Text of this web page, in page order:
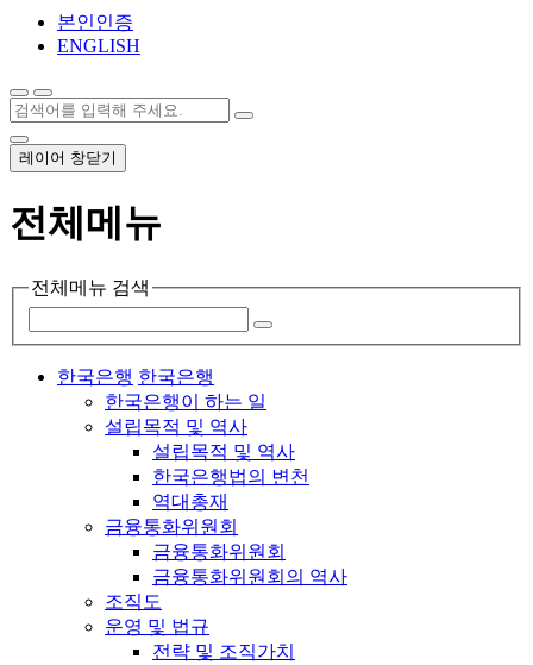
본인인증
ENGLISH
레이어 창닫기
전체메뉴
전체메뉴 검색
한국은행 한국은행
한국은행이 하는 일
설립목적 및 역사
설립목적 및 역사
한국은행법의 변천
역대총재
금융통화위원회
금융통화위원회
금융통화위원회의 역사
조직도
운영 및 법규
전략 및 조직가치